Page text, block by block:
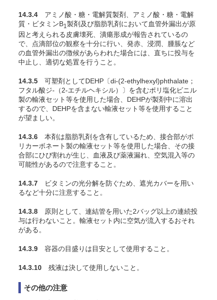
14.3.4 アミノ酸・糖・電解質製剤、アミノ酸・糖・電解
質・ビタミンB1 製剤及び脂肪乳剤において血管外漏出が原
因と考えられる皮膚壊死、潰瘍形成が報告されているの
で、点滴部位の観察を十分に行い、発赤、浸潤、腫脹など
の血管外漏出の徴候があらわれた場合には、直ちに投与を
中止し、適切な処置を行うこと。
14.3.5 可塑剤としてDEHP〔di-(2-ethylhexyl)phthalate；
フタル酸ジ-（2-エチルヘキシル）〕を含むポリ塩化ビニル
製の輸液セット等を使用した場合、DEHPが製剤中に溶出
するので、DEHPを含まない輸液セット等を使用すること
が望ましい。
14.3.6 本剤は脂肪乳剤を含有しているため、接合部がポ
リカーボネート製の輸液セット等を使用した場合、その接
合部にひび割れが生じ、血液及び薬液漏れ、空気混入等の
可能性があるので注意すること。
14.3.7 ビタミンの光分解を防ぐため、遮光カバーを用い
るなど十分に注意すること。
14.3.8 原則として、連結管を用いた2バッグ以上の連続投
与は行わないこと。輸液セット内に空気が流入するおそれ
がある。
14.3.9 容器の目盛りは目安として使用すること。
14.3.10 残液は決して使用しないこと。
その他の注意